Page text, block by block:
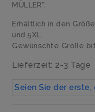
MÜLLER".
Erhältlich in den
und 5XL.
Gewünschte Größe
Lieferzeit: 2-3 Tage
Seien Sie der